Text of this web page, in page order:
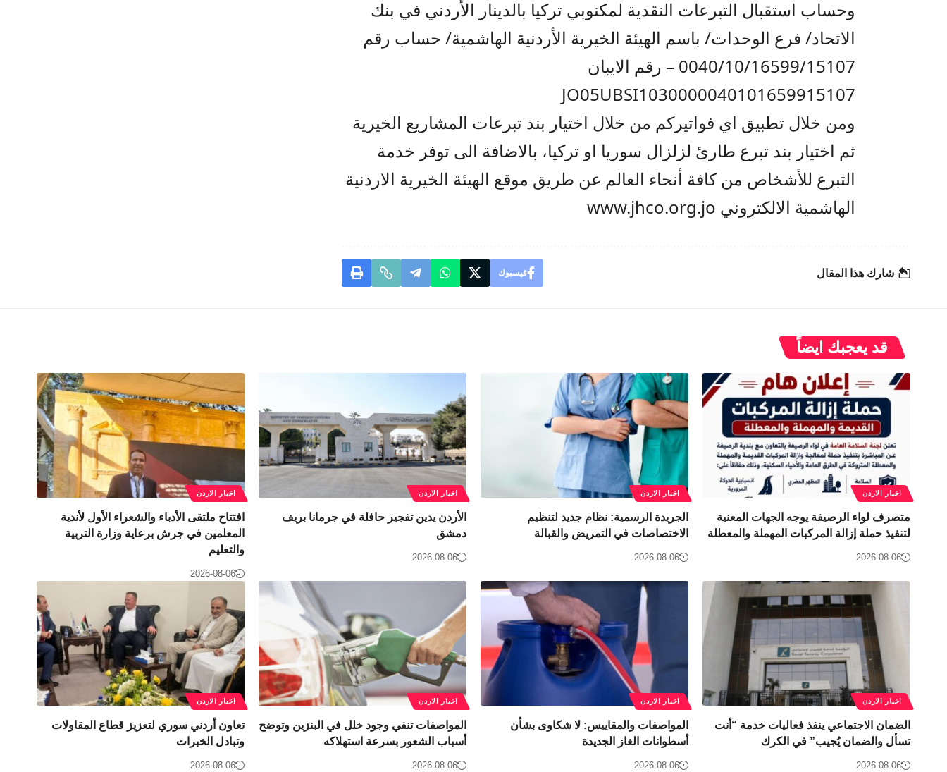
وحساب استقبال التبرعات النقدية لمكنوبي تركيا بالدينار الأردني في بنك
الاتحاد/ فرع الوحدات/ باسم الهيئة الخيرية الأردنية الهاشمية/ حساب رقم
0040/10/16599/15107 – رقم الايبان
JO05UBSI1030000040101659915107
ومن خلال تطبيق اي فواتيركم من خلال اختيار بند تبرعات المشاريع الخيرية
ثم اختيار بند تبرع طارئ لزلزال سوريا او تركيا، بالاضافة الى توفر خدمة
التبرع للأشخاص من كافة أنحاء العالم عن طريق موقع الهيئة الخيرية الاردنية
الهاشمية الالكتروني www.jhco.org.jo
شارك هذا المقال فيسبوك
قد يعجبك ايضاً
اخبار الاردن
متصرف لواء الرصيفة يوجه الجهات المعنية
لتنفيذ حملة إزالة المركبات المهملة والمعطلة
2026-08-06
اخبار الاردن
الجريدة الرسمية: نظام جديد لتنظيم
الاختصاصات في التمريض والقبالة
2026-08-06
اخبار الاردن
الأردن يدين تفجير حافلة في جرمانا بريف
دمشق
2026-08-06
اخبار الاردن
افتتاح ملتقى الأدباء والشعراء الأول لأندية
المعلمين في جرش برعاية وزارة التربية
والتعليم
2026-08-06
اخبار الاردن
الضمان الاجتماعي ينفذ فعاليات خدمة “أنت
تسأل والضمان يُجيب” في الكرك
2026-08-06
اخبار الاردن
المواصفات والمقاييس: لا شكاوى بشأن
أسطوانات الغاز الجديدة
2026-08-06
اخبار الاردن
المواصفات تنفي وجود خلل في البنزين وتوضح
أسباب الشعور بسرعة استهلاكه
2026-08-06
اخبار الاردن
تعاون أردني سوري لتعزيز قطاع المقاولات
وتبادل الخبرات
2026-08-06